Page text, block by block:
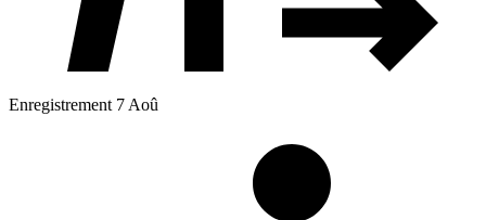
Enregistrement 7 Aoû